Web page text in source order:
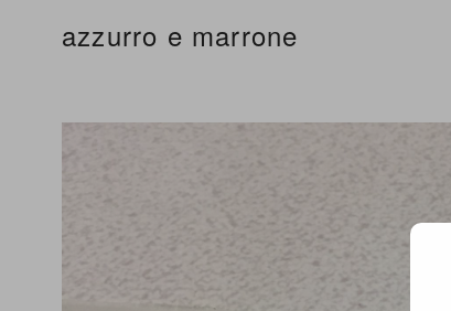
azzurro e marrone